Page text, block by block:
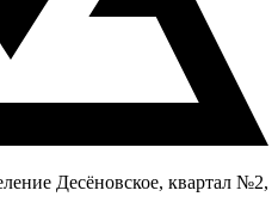
Десёновское, квартал №2,